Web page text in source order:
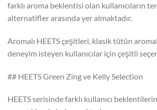
farklı aroma beklentisi olan kullanıcıların
alternatifler arasında yer almaktadır.
Aromalı HEETS çeşitleri, klasik tütün
deneyim isteyen kullanıcılar için çeşitli
## HEETS Green Zing ve Kelly Selection
HEETS serisinde farklı kullanıcı